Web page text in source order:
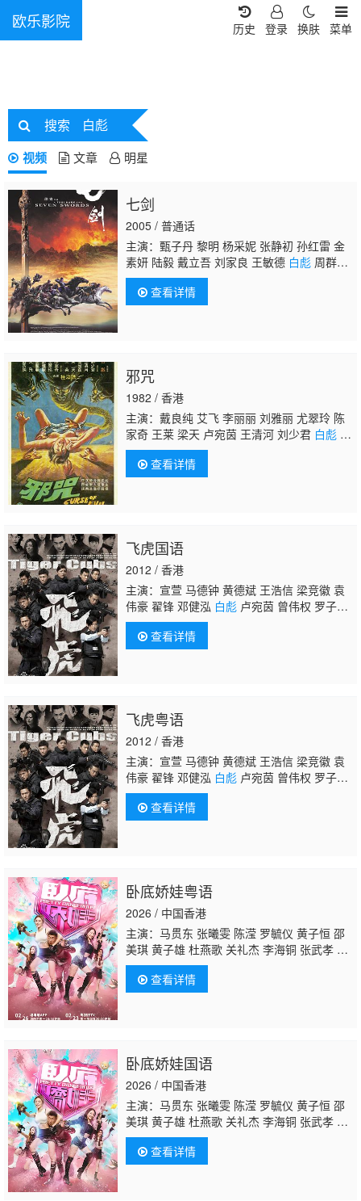
欧乐影院 菜单
换肤
登录
历史
搜索 白彪
视频 文章 明星
七剑
2005 / 普通话
主演：甄子丹 黎明 杨采妮 张静初 孙红雷 金
素妍 陆毅 戴立吾 刘家良 王敏德 白彪周群
达 马精武 胡明
查看详情
邪咒
1982 / 香港
主演：戴良纯 艾飞 李丽丽 刘雅丽 尤翠玲 陈
家奇 王莱 梁天 卢宛茵 王清河 刘少君 白彪 钱
似莺 葛萍 吕红 谈瑛 俞文华
查看详情
飞虎国语
2012 / 香港
主演：宣萱 马德钟 黄德斌 王浩信 梁竞徽 袁
伟豪 翟锋 邓健泓 白彪 卢宛茵 曾伟权 罗子
溢 黄智雯 马国明 唐诗咏 林嘉华 贾晓晨 苟芸
慧 陈自瑶
查看详情
飞虎粤语
2012 / 香港
主演：宣萱 马德钟 黄德斌 王浩信 梁竞徽 袁
伟豪 翟锋 邓健泓 白彪卢宛茵 曾伟权 罗子
溢 黄智雯 马国明 唐诗咏 林嘉华 贾晓晨 苟芸
慧 陈自瑶
查看详情
卧底娇娃粤语
2026 / 中国香港
主演：马贯东 张曦雯 陈滢 罗毓仪 黄子恒 邵
美琪 黄子雄 杜燕歌 关礼杰 李海铜 张武孝 白
彪韦家雄 涂毓麟 关曜儁 吴子冲 钟柔美 刘展
霆 潘芳芳 邓永健 邬嘉骏 梁荺苓 庄易羚 姚宏
远 刘嘉琪 林浩文 王致迪 洪曼芹 叶凯茵 彭怀
查看详情
卧底娇娃国语
2026 / 中国香港
主演：马贯东 张曦雯 陈滢 罗毓仪 黄子恒 邵
美琪 黄子雄 杜燕歌 关礼杰 李海铜 张武孝 白
彪韦家雄 涂毓麟 关曜儁 吴子冲 钟柔美 刘展
霆 潘芳芳 邓永健 邬嘉骏 梁荺苓 庄易羚 姚宏
远 刘嘉琪 林浩文 王致迪 洪曼芹 叶凯茵 彭怀
查看详情